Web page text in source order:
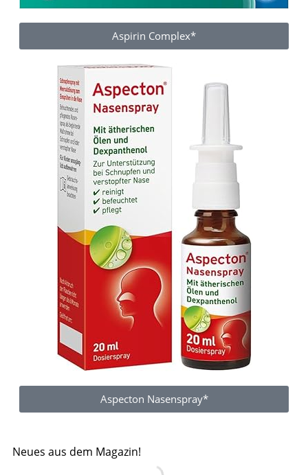
Aspirin Complex*
Aspecton Nasenspray*
Neues aus dem Magazin!